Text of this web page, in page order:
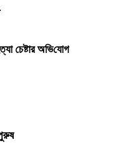
চেষ্টার অ‌ভি‌যোগ